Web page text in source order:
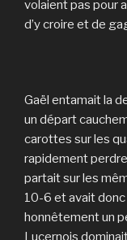
volaient pas pour
d’y croire et de
Gaël entamait la
un départ
carottes sur les
rapidement
partait sur les
10-6 et avait donc
honnêtement un
Lucernois